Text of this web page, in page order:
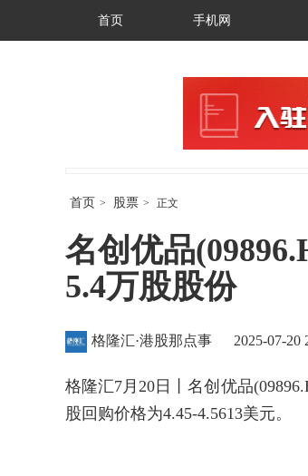
首页 手机网
首页 > 股票 > 正文
名创优品
5.4万股股份
格隆汇·港股那点事 2025-07-20
格隆汇7月20日丨名创优品
股回购价格为4.45-4.5613美元。